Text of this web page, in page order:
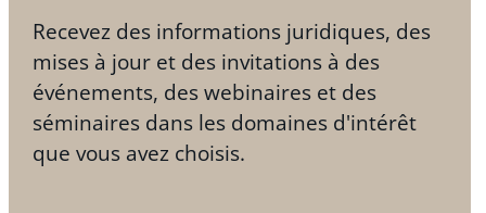
Recevez des informations juridiques, des
mises à jour et des invitations à des
événements, des webinaires et des
séminaires dans les domaines d'intérêt
que vous avez choisis.